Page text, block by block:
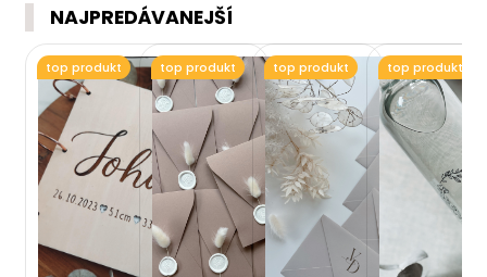
NAJPREDÁVANEJŠÍ
top produkt top produkt top produkt top produkt